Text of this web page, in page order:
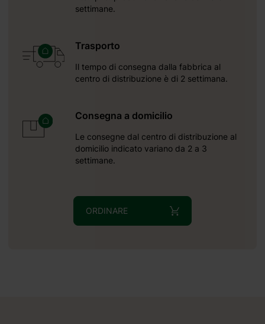
settimane.
Trasporto
Il tempo di consegna dalla fabbrica al
centro di distribuzione è di 2 settimana.
Consegna a domicilio
Le consegne dal centro di distribuzione al
domicilio indicato variano da 2 a 3
settimane.
ORDINARE